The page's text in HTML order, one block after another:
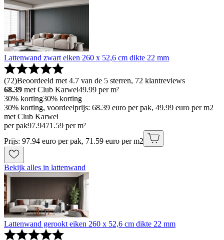
Lattenwand zwart eiken 260 x 52,6 cm dikte 22 mm
(72)Beoordeeld met 4.7 van de 5 sterren, 72 klantreviews
68.39 met Club Karwei49.99 per m²
30% korting30% korting
30% korting, voordeelprijs: 68.39 euro per pak, 49.99 euro per m2
met Club Karwei
per pak97.9471.59 per m²
Prijs: 97.94 euro per pak, 71.59 euro per m2
Bekijk alles in lattenwand
Lattenwand gerookt eiken 260 x 52,6 cm dikte 22 mm